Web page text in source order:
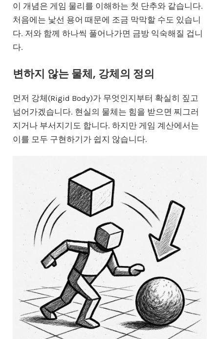
이 개념은 게임 물리를 이해하는 첫 단추와 같습니다.
처음에는 낯선 용어 때문에 조금 막막할 수도 있습니
다. 저와 함께 하나씩 풀어나가면 금방 익숙해질 겁니
다.
변하지 않는 물체, 강체의 정의
먼저 강체(Rigid Body)가 무엇인지부터 확실히 짚고
넘어가겠습니다. 현실의 물체는 힘을 받으면 찌그러
지거나 부서지기도 합니다. 하지만 게임 계산에서는
이를 모두 구현하기가 쉽지 않습니다.